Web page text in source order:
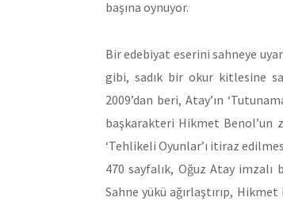
başına oynuyor.
Bir edebiyat eserini sahneye
gibi, sadık bir okur kitlesine
2009’dan beri, Atay’ın
başkarakteri Hikmet Benol’un
‘Tehlikeli Oyunlar’ı itiraz
470 sayfalık, Oğuz Atay imzalı
Sahne yükü ağırlaştırıp,